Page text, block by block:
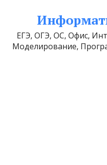
ЕГЭ, ОГЭ, ОС, Офис,
Моделирование,